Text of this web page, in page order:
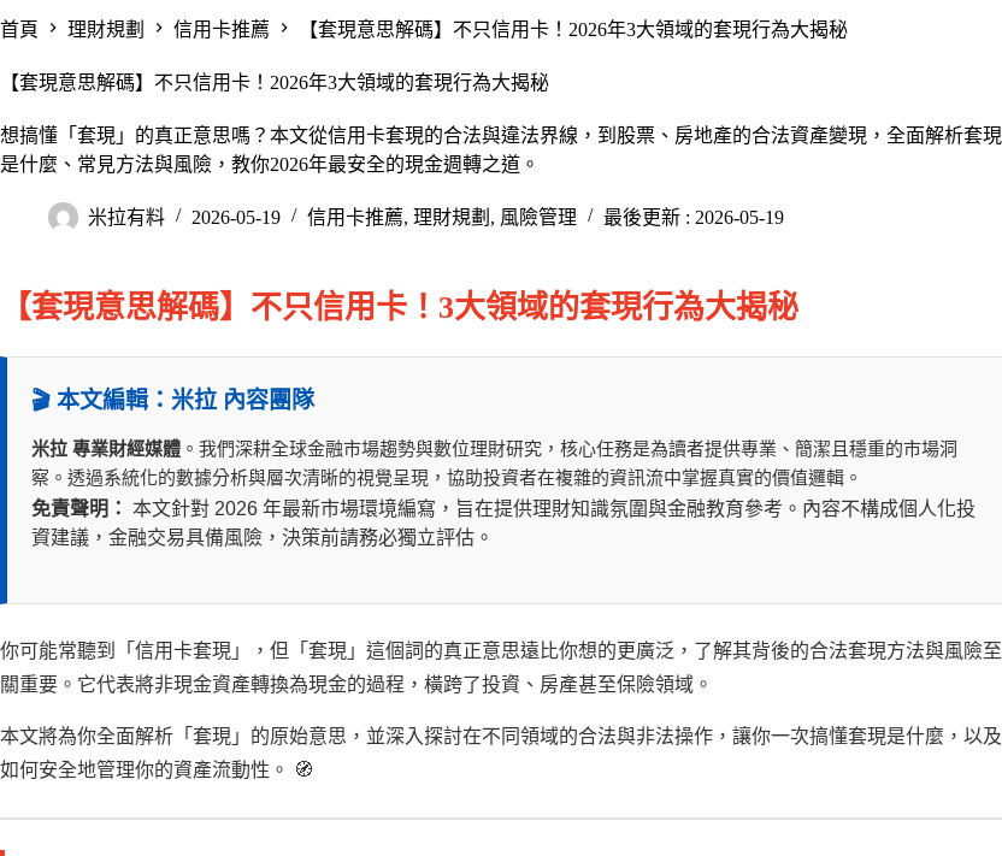
首頁 理財規劃 信用卡推薦 【套現意思解碼】不只信用卡！2026年3大領域的套現行為大揭秘
【套現意思解碼】不只信用卡！2026年3大領域的套現行為大揭秘
想搞懂「套現」的真正意思嗎？本文從信用卡套現的合法與違法界線，到股票、房地產的合法資產變現，全面解析套現
是什麼、常見方法與風險，教你2026年最安全的現金週轉之道。
米拉有料 2026-05-19 信用卡推薦, 理財規劃 , 風險管理 最後更新 : 2026-05-19
【套現意思解碼】不只信用卡！3大領域的套現行為大揭秘
🎬 本文編輯：米拉 內容團隊
米拉 專業財經媒體 。我們深耕全球金融市場趨勢與數位理財研究，核心任務是為讀者提供專業、簡潔且穩重的市場洞
察。透過系統化的數據分析與層次清晰的視覺呈現，協助投資者在複雜的資訊流中掌握真實的價值邏輯。
免責聲明： 本文針對 2026 年最新市場環境編寫，旨在提供理財知識氛圍與金融教育參考。內容不構成個人化投
資建議，金融交易具備風險，決策前請務必獨立評估。
你可能常聽到「信用卡套現」，但「套現」這個詞的真正意思遠比你想的更廣泛，了解其背後的合法套現方法與風險至
關重要。它代表將非現金資產轉換為現金的過程，橫跨了投資、房產甚至保險領域。
本文將為你全面解析「套現」的原始意思，並深入探討在不同領域的合法與非法操作，讓你一次搞懂套現是什麼，以及
如何安全地管理你的資產流動性。 🧭